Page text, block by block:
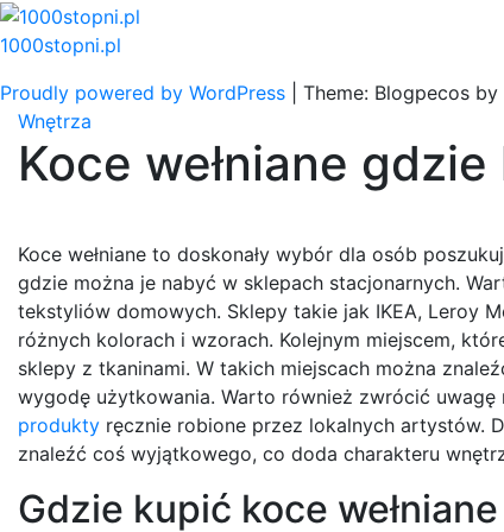
Skip
to
1000stopni.pl
Proudly powered by WordPress
Theme: Blogpecos by
Wnętrza
Koce wełniane
Koce wełniane to doskonały wybór dla osób
gdzie można je nabyć w sklepach stacjonarnych.
tekstyliów domowych. Sklepy takie jak IKEA, Leroy
różnych kolorach i wzorach. Kolejnym miejscem,
sklepy z tkaninami. W takich miejscach można
wygodę użytkowania. Warto również zwrócić
produkty ręcznie robione przez lokalnych artystów.
znaleźć coś wyjątkowego, co doda charakteru
Gdzie kupić koce